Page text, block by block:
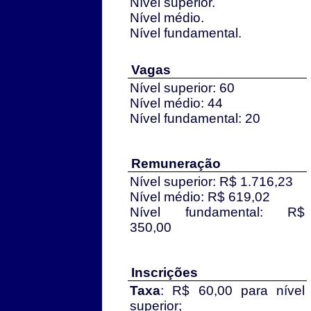
Nível médio.
Nível fundamental.
Vagas
Nível superior: 60
Nível médio: 44
Nível fundamental: 20
Remuneração
Nível superior: R$ 1.716,23
Nível médio: R$ 619,02
Nível fundamental: R$
350,00
Inscrições
Taxa: R$ 60,00 para nível
superior;